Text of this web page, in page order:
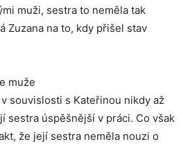
muži, sestra to neměla tak
Zuzana na to, kdy přišel stav
muže
souvislosti s Kateřinou nikdy až
sestra úspěšnější v práci. Co však
že její sestra neměla nouzi o